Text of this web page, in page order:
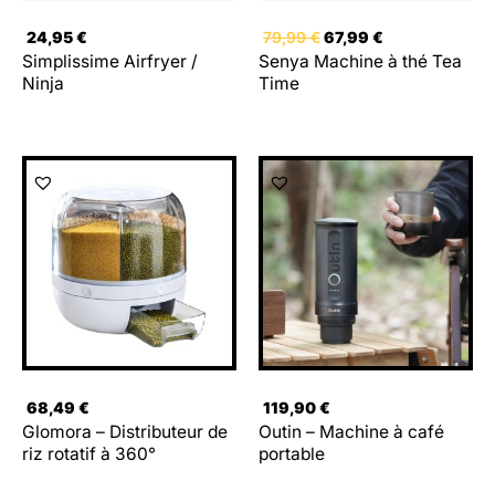
24,95€
Simplissime Airfryer /
Ninja
79,99€67,99 €
Senya Machine à thé Tea
Time
68,49 €
Glomora – Distributeur de
riz rotatif à 360°
119,90€
Outin – Machine à café
portable